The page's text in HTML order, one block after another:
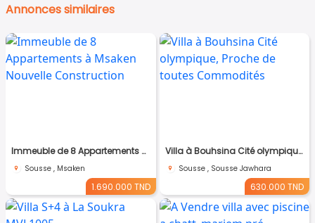
Annonces similaires
Immeuble de 8 Appartements à Msaken Nouvelle Construction
Sousse , Msaken
1.690.000 TND
Villa à Bouhsina Cité olympique, Proche de toutes Commodités
Sousse , Sousse Jawhara
630.000 TND